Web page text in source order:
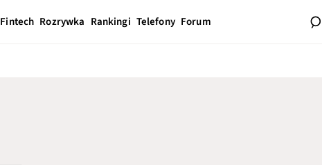
Fintech Rozrywka Rankingi Telefony Forum